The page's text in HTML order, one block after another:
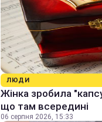
ЛЮДИ
Жінка зробила
що там всередині
06 серпня 2026, 15:33